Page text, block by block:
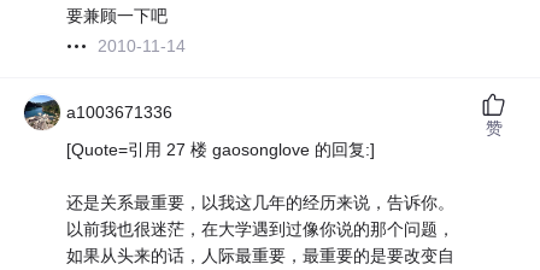
要兼顾一下吧
2010-11-14
a1003671336
[Quote=引用 27 楼 gaosonglove 的回复:]
还是关系最重要，以我这几年的经历来说，告诉你。
以前我也很迷茫，在大学遇到过像你说的那个问题，
如果从头来的话，人际最重要，最重要的是要改变自
赞